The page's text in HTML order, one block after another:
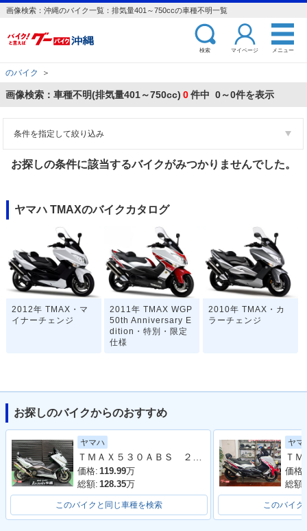
画像検索：沖縄のバイク一覧：排気量401～750ccの車種不明一覧
検索 マイページ メニュー
のバイク ＞
画像検索：車種不明(排気量401～750cc) 0件中 0～0件を表示
条件を指定して絞り込み
お探しの条件に該当するバイクがみつかりませんでした。
ヤマハ TMAXのバイクカタログ
2012年 TMAX・マ
イナーチェンジ
2011年 TMAX WGP
50th Anniversary E
dition・特別・限定
仕様
2010年 TMAX・カ
ラーチェンジ
2010年 TMAX 10th
Anniversary WHITE
MAX・特別・限定仕
様
ルモデルチェンジ
2007年 TMAX SPE
CIAL
お探しのバイクからのおすすめ
ヤマハ
ＴＭＡＸ５３０ＡＢＳ ２０１６年モデル ＳＪ１２Ｊ ２０１６年モデル アクラポビッチマフラー フェンダーレス バックレスト
価格: 119.99万
総額: 128.35万
このバイクと同じ車種を検索
ヤマ
価格:
総額:
このバイク